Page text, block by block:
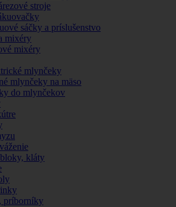
stroje
sáčky a príslušenstvo
mixéry
mixéry
mlynčeky
mlynčeky na mäso
do mlynčekov
kláty
príborníky